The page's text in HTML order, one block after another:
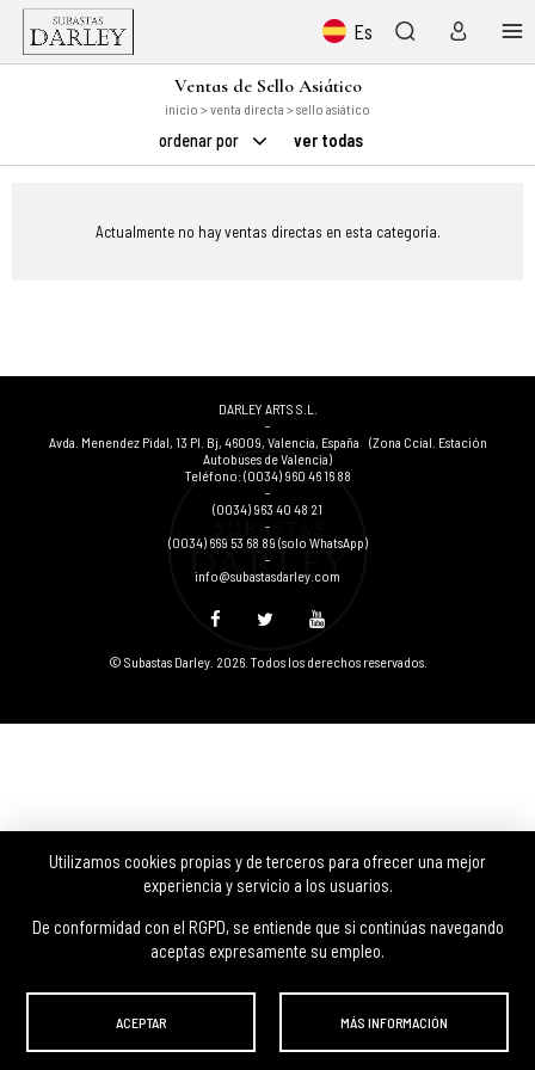
Utilizamos cookies propias y de terceros para ofrecer una mejor
experiencia y servicio a los usuarios.
De conformidad con el RGPD, se entiende que si continúas navegando
aceptas expresamente su empleo.
ACEPTAR MÁS INFORMACIÓN
Es
Ventas de Sello Asiático
inicio > venta directa > sello asiático
ordenar por ver todas
Actualmente no hay ventas directas en esta categoría.
DARLEY ARTS S.L.
-
Avda. Menendez Pidal, 13 Pl. Bj, 46009, Valencia, España (Zona Ccial. Estación
Autobuses de Valencia)
Teléfono:(0034) 960 46 16 88
-
(0034) 963 40 48 21
-
(0034) 669 53 68 89 (solo WhatsApp)
-
info@subastasdarley.com
© Subastas Darley. 2026. Todos los derechos reservados.